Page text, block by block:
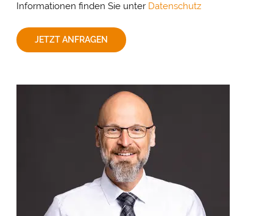
Informationen finden Sie unter Datenschutz
JETZT ANFRAGEN